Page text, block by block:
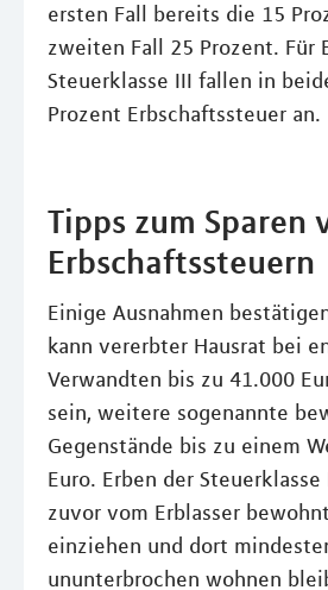
ersten Fall bereits die 15
zweiten Fall 25 Prozent. Für
Steuerklasse III fallen in
Prozent Erbschaftssteuer an.
Tipps zum Sparen
Erbschaftssteuern
Einige Ausnahmen
kann vererbter Hausrat bei
Verwandten bis zu 41.000
sein, weitere sogenannte
Gegenstände bis zu einem
Euro. Erben der
zuvor vom Erblasser
einziehen und dort
ununterbrochen wohnen